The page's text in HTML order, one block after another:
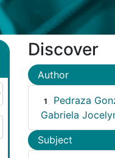
Discover
Author
1
Pedraza
Gabriela
Subject